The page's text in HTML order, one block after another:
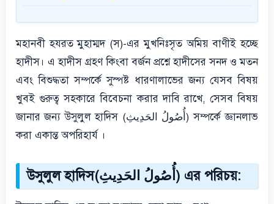
মহানবী হযরত মুহাম্মদ (স)-এর মুখনিঃসৃত অমিয় বাণীই হচ্ছে
হাদীস। এ হাদীস গ্রহণ কিংবা বর্জন প্রশ্নে হাদীসের সনদ ও মতন
এবং বিশুদ্ধতা সম্পর্কে সুস্পষ্ট ধারণালাভের জন্য যেসব বিষয়
খুবই গুরুত্ব সহকারে বিবেচনা করার দাবি রাখে, সেসব বিষয়
জানার জন্য উসুলুল হাদিস (أُصُولُ الحَدِيثِ) সম্পর্কে জ্ঞানলাভ
করা একান্ত অপরিহার্য ।
উসুলুল হাদিস(أُصُولُ الحَدِيثِ) এর পরিচয়: